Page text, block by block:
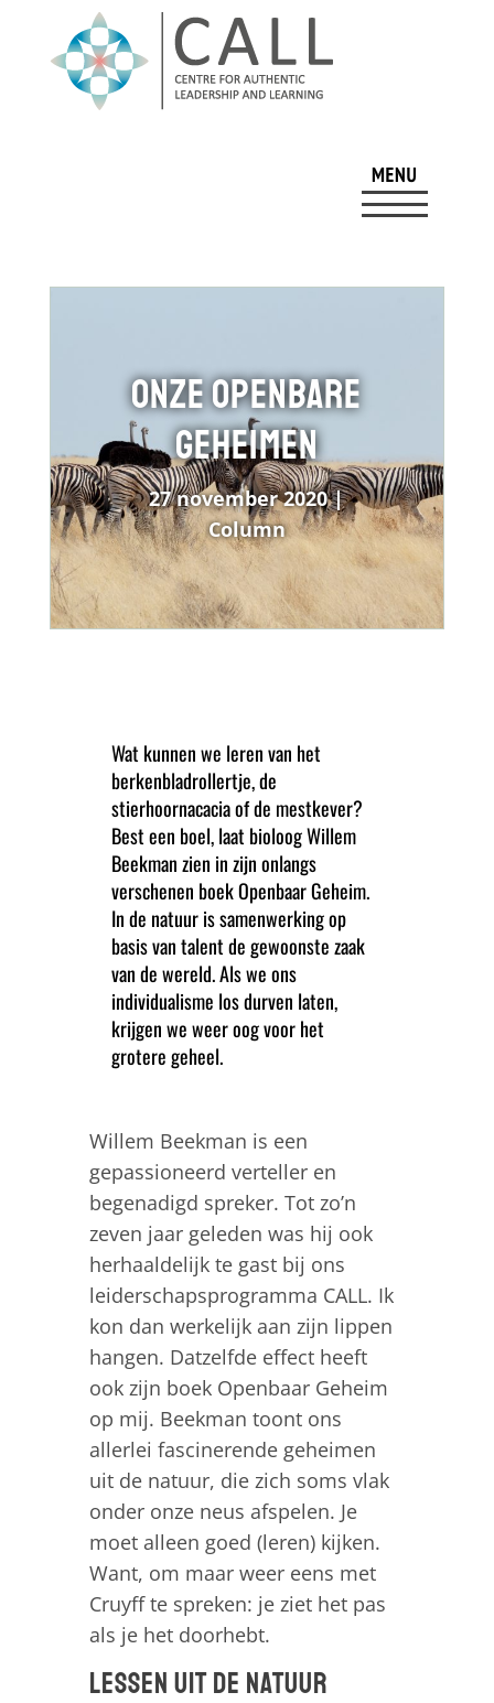
Onze openbare
geheimen
27 november 2020|
Column
Wat kunnen we leren van het
berkenbladrollertje, de
stierhoornacacia of de mestkever?
Best een boel, laat bioloog Willem
Beekman zien in zijn onlangs
verschenen boek Openbaar Geheim.
In de natuur is samenwerking op
basis van talent de gewoonste zaak
van de wereld. Als we ons
individualisme los durven laten,
krijgen we weer oog voor het
grotere geheel.
Willem Beekman is een
gepassioneerd verteller en
begenadigd spreker. Tot zo’n
zeven jaar geleden was hij ook
herhaaldelijk te gast bij ons
leiderschapsprogramma CALL. Ik
kon dan werkelijk aan zijn lippen
hangen. Datzelfde effect heeft
ook zijn boek Openbaar Geheim
op mij. Beekman toont ons
allerlei fascinerende geheimen
uit de natuur, die zich soms vlak
onder onze neus afspelen. Je
moet alleen goed (leren) kijken.
Want, om maar weer eens met
Cruyff te spreken: je ziet het pas
als je het doorhebt.
Lessen uit de natuur